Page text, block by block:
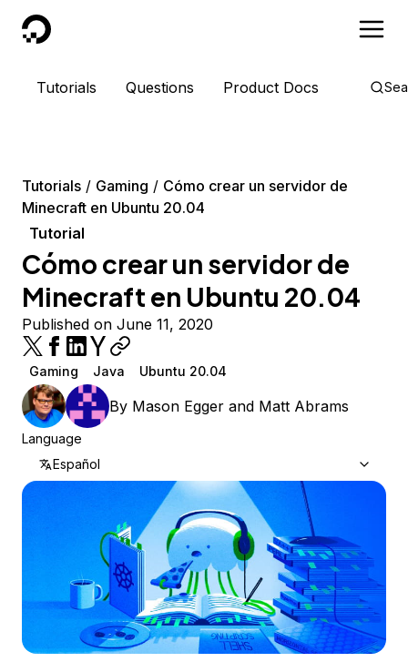
DigitalOcean
Tutorials Questions Product Docs
Tutorials Gaming
Cómo crear un servidor de
Minecraft en Ubuntu 20.04
Tutorial
Cómo crear un servidor de
Minecraft en Ubuntu 20.04
Published on June 11, 2020
Gaming Java Ubuntu 20.04
By Mason Egger and Matt Abrams
Language
Español